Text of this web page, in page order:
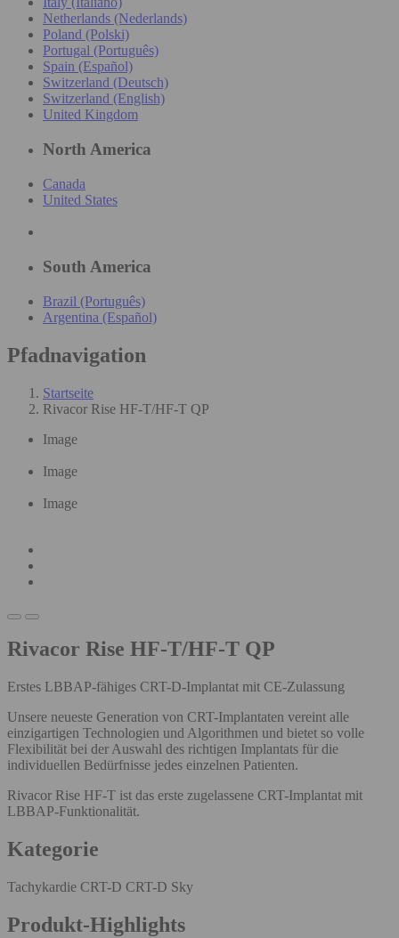
Netherlands (Nederlands)
Poland (Polski)
Portugal (Português)
Spain (Español)
Switzerland (Deutsch)
Switzerland (English)
United Kingdom
North America
Canada
United States
South America
Brazil (Português)
Argentina (Español)
Pfadnavigation
Startseite
Rivacor Rise HF-T/HF-T QP
Image
Image
Image
Rivacor Rise HF-T/HF-T QP
Erstes LBBAP-fähiges CRT-D-Implantat mit CE-Zulassung
Unsere neueste Generation von CRT-Implantaten vereint alle
einzigartigen Technologien und Algorithmen und bietet so volle
Flexibilität bei der Auswahl des richtigen Implantats für die
individuellen Bedürfnisse jedes einzelnen Patienten.
Rivacor Rise HF-T ist das erste zugelassene CRT-Implantat mit
LBBAP-Funktionalität.
Kategorie
Tachykardie CRT-D CRT-D Sky
Produkt-Highlights